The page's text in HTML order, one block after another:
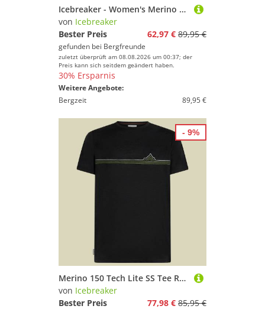
Icebreaker - Women's Merino 125 Cool-Lite Sphere III L/S Tee - Merinoshirt Gr L grün
von Icebreaker
Bester Preis
62,97 € 89,95 €
gefunden bei Bergfreunde
zuletzt überprüft am 08.08.2026 um 00:37; der
Preis kann sich seitdem geändert haben.
30% Ersparnis
Weitere Angebote:
Bergzeit
89,95 €
Merino 150 Tech Lite SS Tee Range Stripes Men XL schwarz - black
von Icebreaker
Bester Preis
77,98 € 85,95 €
- 9%